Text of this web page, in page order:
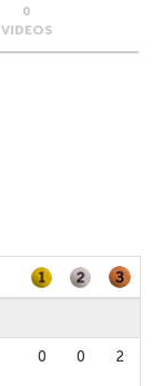
0
VIDEOS
0 0 2